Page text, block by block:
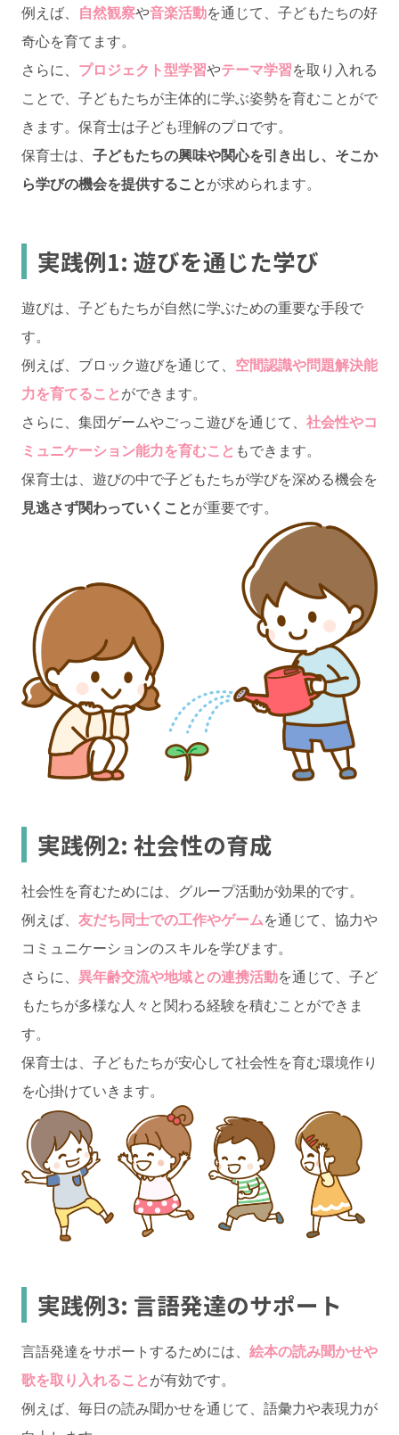
例えば、 自然観察や音楽活動を通じて、子どもたちの好
奇心を育てます。
さらに、 プロジェクト型学習やテーマ学習を取り入れる
ことで、子どもたちが主体的に学ぶ姿勢を育むことがで
きます。保育士は子ども理解のプロです。
保育士は、 子どもたちの興味や関心を引き出し、そこか
ら学びの機会を提供することが求められます。
実践例1: 遊びを通じた学び
遊びは、子どもたちが自然に学ぶための重要な手段で
す。
例えば、ブロック遊びを通じて、 空間認識や問題解決能
力を育てることができます。
さらに、集団ゲームやごっこ遊びを通じて、 社会性やコ
ミュニケーション能力を育むこと もできます。
保育士は、遊びの中で子どもたちが学びを深める機会を
見逃さず関わっていくことが重要です。
実践例2: 社会性の育成
社会性を育むためには、グループ活動が効果的です。
例えば、 友だち同士での工作やゲームを通じて、協力や
コミュニケーションのスキルを学びます。
さらに、 異年齢交流や地域との連携活動を通じて、子ど
もたちが多様な人々と関わる経験を積むことができま
す。
保育士は、子どもたちが安心して社会性を育む環境作り
を心掛けていきます。
実践例3: 言語発達のサポート
言語発達をサポートするためには、 絵本の読み聞かせや
歌を取り入れることが有効です。
例えば、毎日の読み聞かせを通じて、語彙力や表現力が